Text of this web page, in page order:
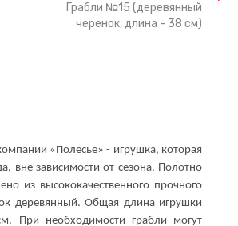
Грабли №15 (деревянный
черенок, длина - 38 см)
«Полесье» - игрушка, которая
вне зависимости от сезона. Полотно
из высококачественного прочного
деревянный. Общая длина игрушки
При необходимости грабли могут